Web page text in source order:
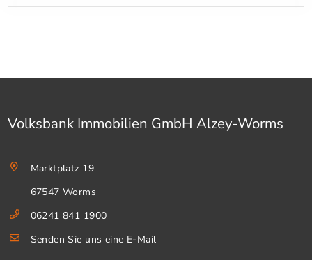
Volksbank Immobilien GmbH Alzey-Worms
Marktplatz 19
67547 Worms
06241 841 1900
Senden Sie uns eine E-Mail